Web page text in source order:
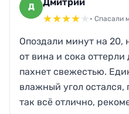
Д Дмитрий
★★★★★ • Спасали
Опоздали минут на 20,
от вина и сока
пахнет свежестью.
влажный угол
так всё отлично,